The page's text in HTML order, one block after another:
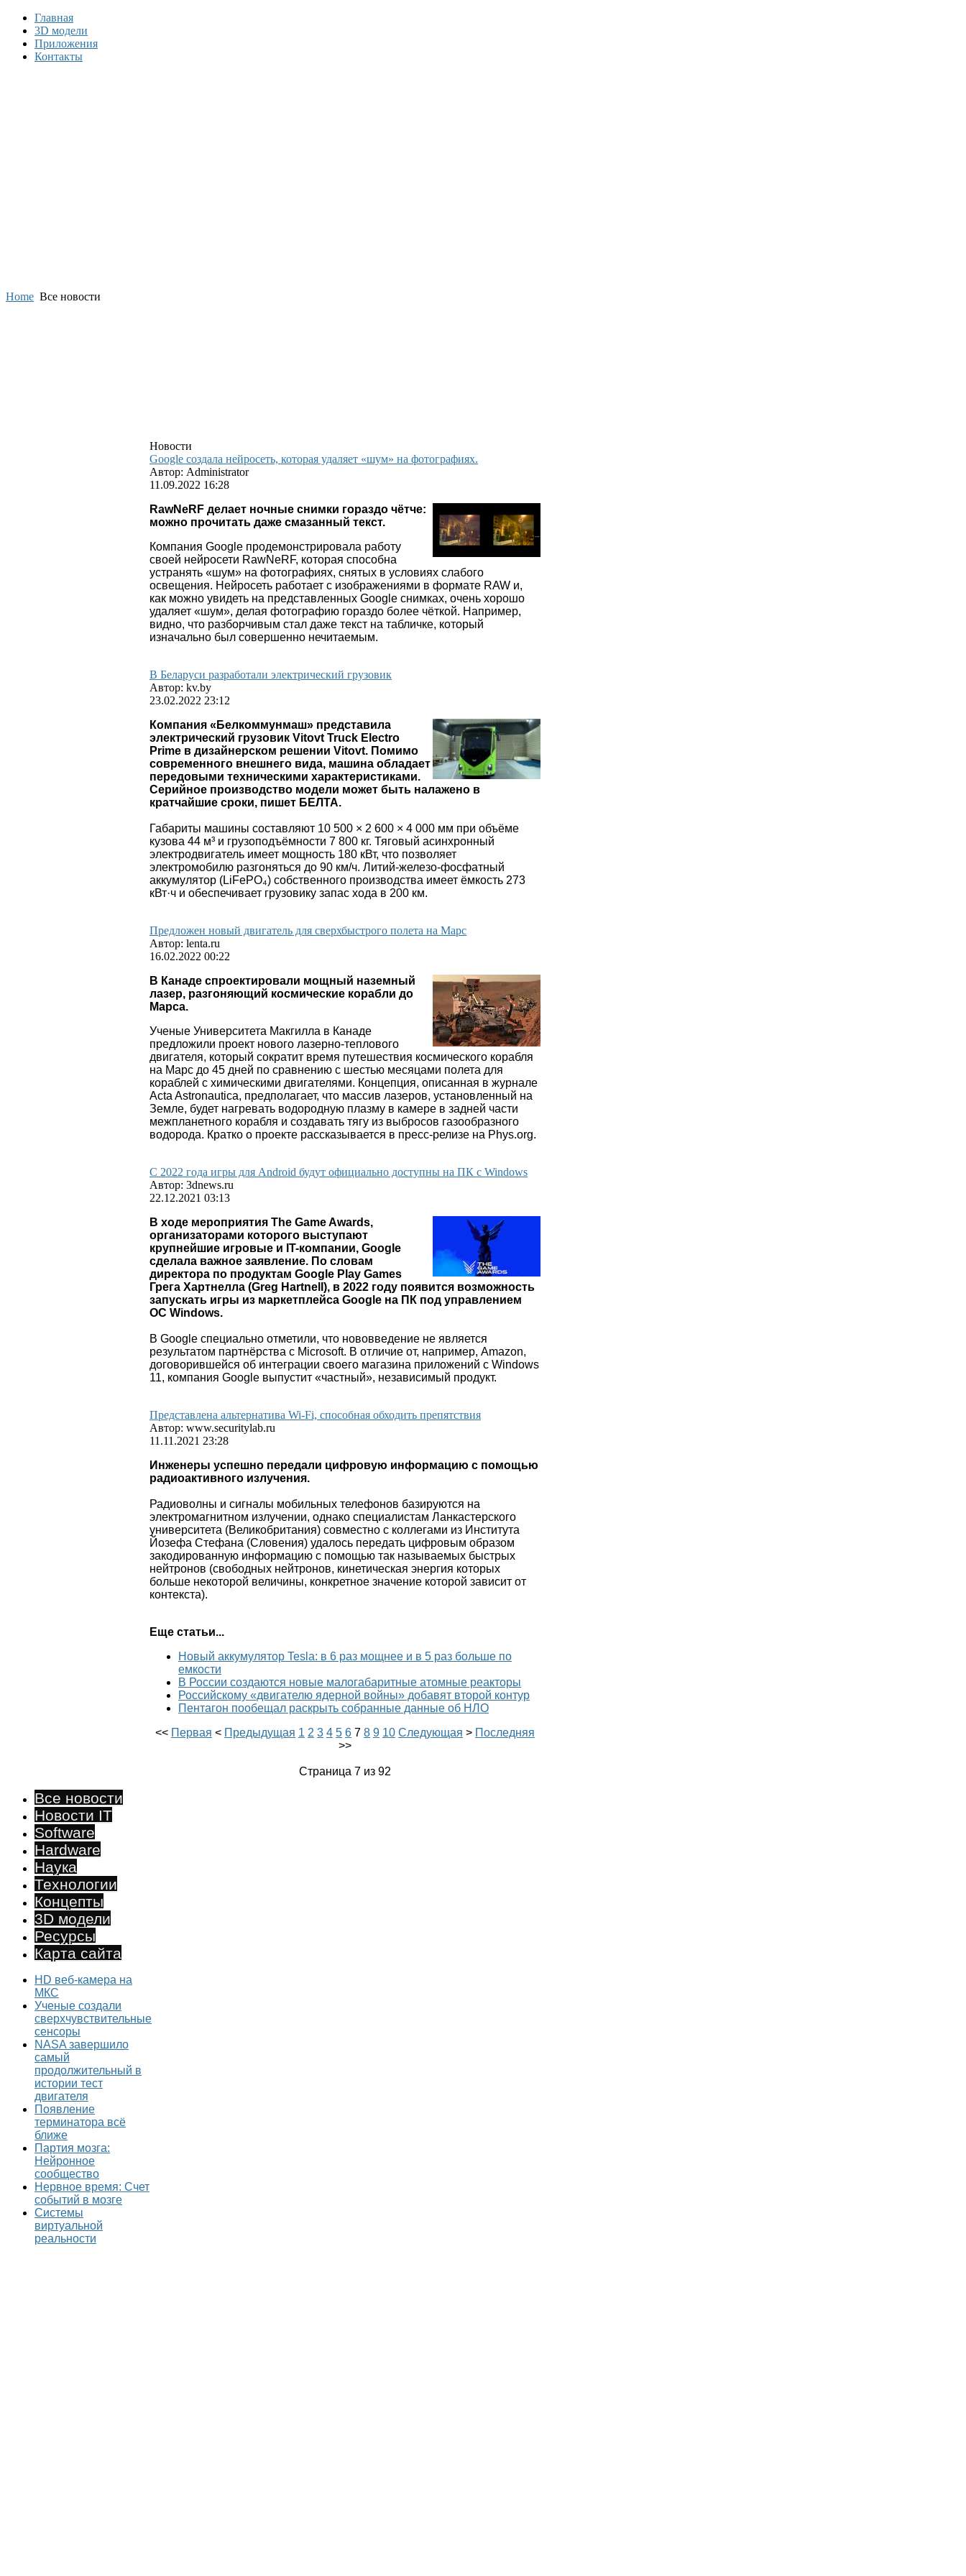
Главная
3D модели
Приложения
Контакты
Home Все новости
Новости
Google создала нейросеть, которая удаляет «шум» на фотографиях.
Автор: Administrator
11.09.2022 16:28
RawNeRF делает ночные снимки гораздо чётче:
можно прочитать даже смазанный текст.
Компания Google продемонстрировала работу
своей нейросети RawNeRF, которая способна
устранять «шум» на фотографиях, снятых в условиях слабого
освещения. Нейросеть работает с изображениями в формате RAW и,
как можно увидеть на представленных Google снимках, очень хорошо
удаляет «шум», делая фотографию гораздо более чёткой. Например,
видно, что разборчивым стал даже текст на табличке, который
изначально был совершенно нечитаемым.
В Беларуси разработали электрический грузовик
Автор: kv.by
23.02.2022 23:12
Компания «Белкоммунмаш» представила
электрический грузовик Vitovt Truck Electro
Prime в дизайнерском решении Vitovt. Помимо
современного внешнего вида, машина обладает
передовыми техническими характеристиками.
Серийное производство модели может быть налажено в
кратчайшие сроки, пишет БЕЛТА.
Габариты машины составляют 10 500 × 2 600 × 4 000 мм при объёме
кузова 44 м³ и грузоподъёмности 7 800 кг. Тяговый асинхронный
электродвигатель имеет мощность 180 кВт, что позволяет
электромобилю разгоняться до 90 км/ч. Литий-железо-фосфатный
аккумулятор (LiFePO₄) собственного производства имеет ёмкость 273
кВт·ч и обеспечивает грузовику запас хода в 200 км.
Предложен новый двигатель для сверхбыстрого полета на Марс
Автор: lenta.ru
16.02.2022 00:22
В Канаде спроектировали мощный наземный
лазер, разгоняющий космические корабли до
Марса.
Ученые Университета Макгилла в Канаде
предложили проект нового лазерно-теплового
двигателя, который сократит время путешествия космического корабля
на Марс до 45 дней по сравнению с шестью месяцами полета для
кораблей с химическими двигателями. Концепция, описанная в журнале
Acta Astronautica, предполагает, что массив лазеров, установленный на
Земле, будет нагревать водородную плазму в камере в задней части
межпланетного корабля и создавать тягу из выбросов газообразного
водорода. Кратко о проекте рассказывается в пресс-релизе на Phys.org.
С 2022 года игры для Android будут официально доступны на ПК с Windows
Автор: 3dnews.ru
22.12.2021 03:13
В ходе мероприятия The Game Awards,
организаторами которого выступают
крупнейшие игровые и IT-компании, Google
сделала важное заявление. По словам
директора по продуктам Google Play Games
Грега Хартнелла (Greg Hartnell), в 2022 году появится возможность
запускать игры из маркетплейса Google на ПК под управлением
ОС Windows.
В Google специально отметили, что нововведение не является
результатом партнёрства с Microsoft. В отличие от, например, Amazon,
договорившейся об интеграции своего магазина приложений с Windows
11, компания Google выпустит «частный», независимый продукт.
Представлена альтернатива Wi-Fi, способная обходить препятствия
Автор: www.securitylab.ru
11.11.2021 23:28
Инженеры успешно передали цифровую информацию с помощью
радиоактивного излучения.
Радиоволны и сигналы мобильных телефонов базируются на
электромагнитном излучении, однако специалистам Ланкастерского
университета (Великобритания) совместно с коллегами из Института
Йозефа Стефана (Словения) удалось передать цифровым образом
закодированную информацию с помощью так называемых быстрых
нейтронов (свободных нейтронов, кинетическая энергия которых
больше некоторой величины, конкретное значение которой зависит от
контекста).
Еще статьи...
Новый аккумулятор Tesla: в 6 раз мощнее и в 5 раз больше по
емкости
В России создаются новые малогабаритные атомные реакторы
Российскому «двигателю ядерной войны» добавят второй контур
Пентагон пообещал раскрыть собранные данные об НЛО
<< Первая < Предыдущая 1 2 3 4 5 6 7 8 9 10 Следующая > Последняя
>>
Страница 7 из 92
Все новости
Новости IT
Software
Hardware
Наука
Технологии
Концепты
3D модели
Ресурсы
Карта сайта
HD веб-камера на
МКС
Ученые создали
сверхчувствительные
сенсоры
NASA завершило
самый
продолжительный в
истории тест
двигателя
Появление
терминатора всё
ближе
Партия мозга:
Нейронное
сообщество
Нервное время: Счет
событий в мозге
Системы
виртуальной
реальности